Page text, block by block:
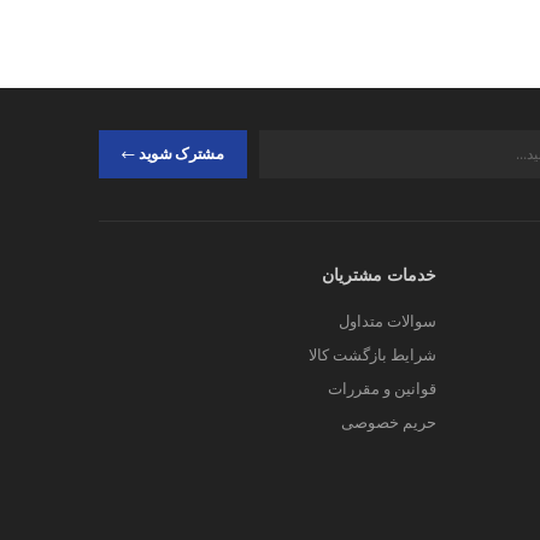
مشترک شوید
خدمات مشتریان
سوالات متداول
شرایط بازگشت کالا
قوانین و مقررات
حریم خصوصی